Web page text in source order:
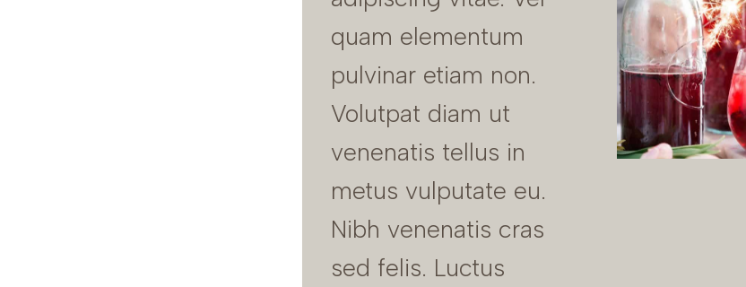
quam elementum
pulvinar etiam non.
Volutpat diam ut
venenatis tellus in
metus vulputate eu.
Nibh venenatis cras
sed felis. Luctus